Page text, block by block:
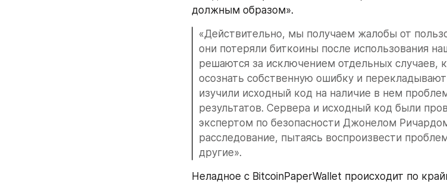
должным образом».
«Действительно, мы получаем жалобы от
они потеряли биткоины после использования
решаются за исключением отдельных случаев,
осознать собственную ошибку и
изучили исходный код на наличие в нем
результатов. Сервера и исходный код были
экспертом по безопасности Джонелом
расследование, пытаясь воспроизвести
другие».
Неладное с BitcoinPaperWallet происходит по